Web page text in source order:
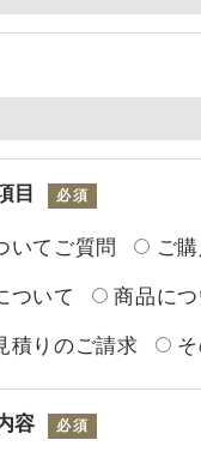
目 必須
いてご質問 ご
ついて 商品に
積りのご請求
容 必須